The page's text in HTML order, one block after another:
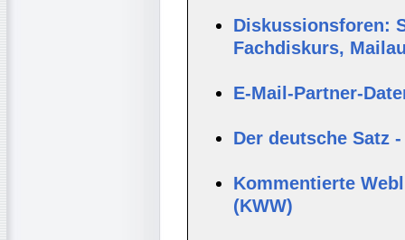
Diskussionsforen:
Fachdiskurs,
E-Mail-Partner-
Der deutsche Satz
Kommentierte
(KWW)